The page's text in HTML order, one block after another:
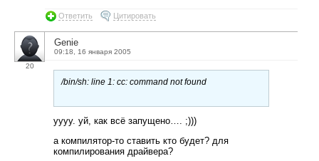
Ответить Цитировать
20
Genie
09:18, 16 января 2005
/bin/sh: line 1: cc: command not found
уууу. уй, как всё запущено…. ;)))
а компилятор-то ставить кто будет? для
компилирования драйвера?